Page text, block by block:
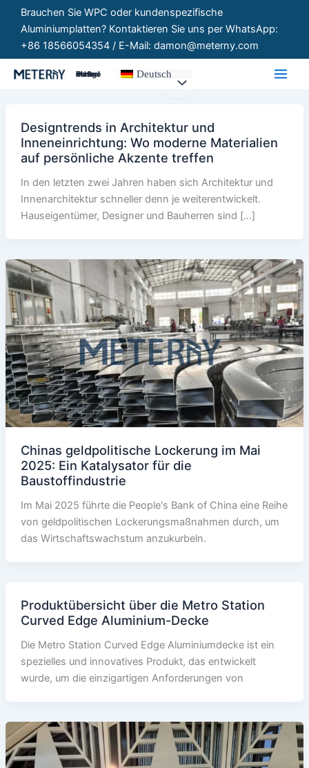
Inhalt
springen
Brauchen Sie WPC oder kundenspezifische
Aluminiumplatten? Kontaktieren Sie uns per WhatsApp:
+86 18566054354 / E-Mail: damon@meterny.com
Maßgeschneiderte Paneele Deutsch
Designtrends in Architektur und
Inneneinrichtung: Wo moderne Materialien
auf persönliche Akzente treffen
In den letzten zwei Jahren haben sich Architektur und
Innenarchitektur schneller denn je weiterentwickelt.
Hauseigentümer, Designer und Bauherren sind [...]
Chinas geldpolitische Lockerung im Mai
2025: Ein Katalysator für die
Baustoffindustrie
Im Mai 2025 führte die People's Bank of China eine Reihe
von geldpolitischen Lockerungsmaßnahmen durch, um
das Wirtschaftswachstum anzukurbeln.
Produktübersicht über die Metro Station
Curved Edge Aluminium-Decke
Die Metro Station Curved Edge Aluminiumdecke ist ein
spezielles und innovatives Produkt, das entwickelt
wurde, um die einzigartigen Anforderungen von